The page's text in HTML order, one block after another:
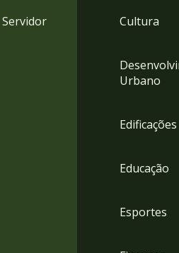
Servidor Cultura
Urbano
Edificações
Educação
Esportes